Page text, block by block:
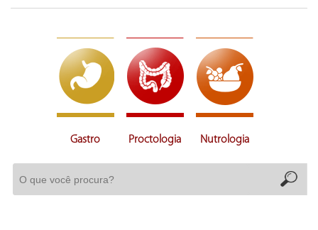
Gastro Proctologia Nutrologia